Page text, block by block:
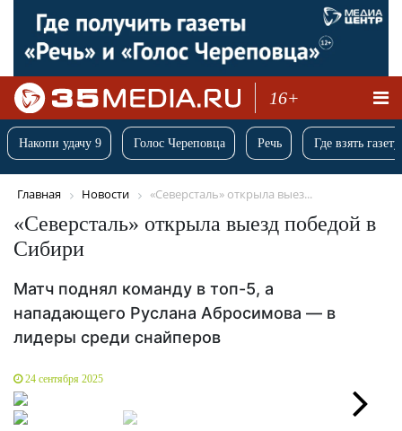
16+
Накопи удачу 9 Голос Череповца Речь Где взять
Главная Новости «Северсталь» открыла выез...
«Северсталь» открыла выезд победой в
Сибири
Матч поднял команду в топ-5, а
нападающего Руслана Абросимова — в
лидеры среди снайперов
24 сентября 2025